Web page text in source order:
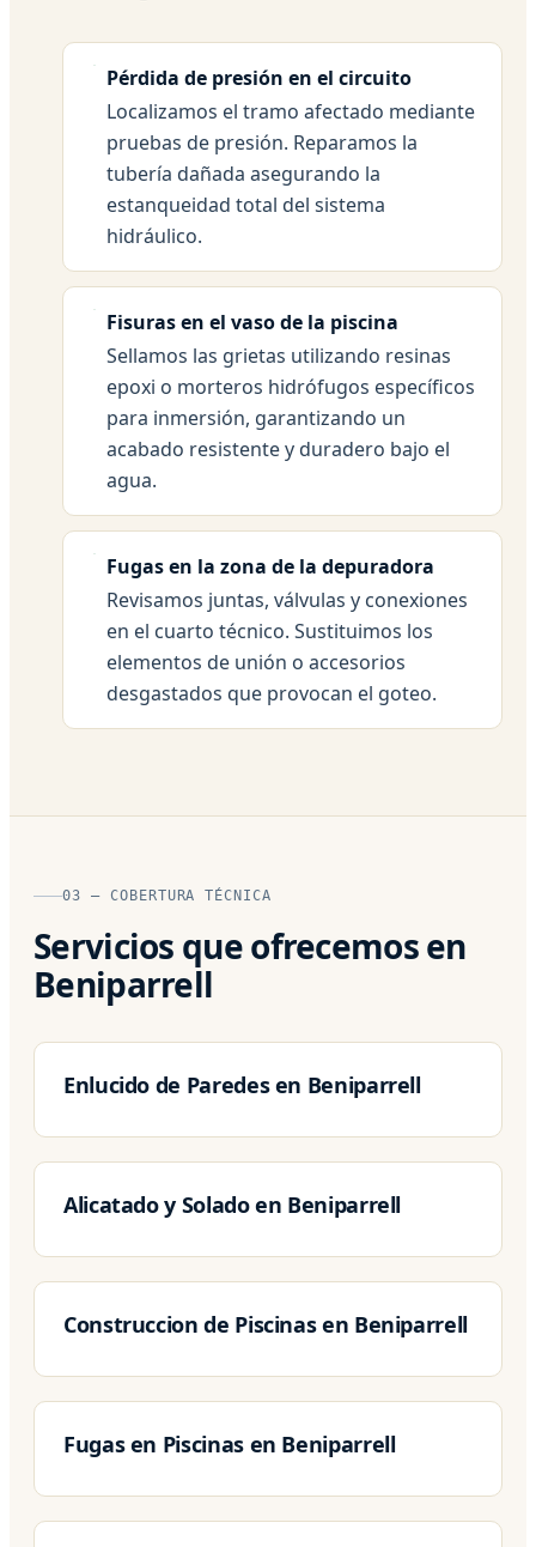
Pérdida de presión en el circuito
Localizamos el tramo afectado mediante
pruebas de presión. Reparamos la
tubería dañada asegurando la
estanqueidad total del sistema
hidráulico.
Fisuras en el vaso de la piscina
Sellamos las grietas utilizando resinas
epoxi o morteros hidrófugos específicos
para inmersión, garantizando un
acabado resistente y duradero bajo el
agua.
Fugas en la zona de la depuradora
Revisamos juntas, válvulas y conexiones
en el cuarto técnico. Sustituimos los
elementos de unión o accesorios
desgastados que provocan el goteo.
03 — COBERTURA TÉCNICA
Servicios que ofrecemos en
Beniparrell
Enlucido de Paredes en Beniparrell
Alicatado y Solado en Beniparrell
Construccion de Piscinas en Beniparrell
Fugas en Piscinas en Beniparrell